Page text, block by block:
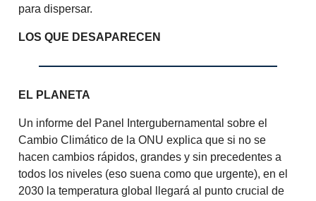
para dispersar.
LOS QUE DESAPARECEN
EL PLANETA
Un informe del Panel Intergubernamental sobre el
Cambio Climático de la ONU explica que si no se
hacen cambios rápidos, grandes y sin precedentes a
todos los niveles (eso suena como que urgente), en el
2030 la temperatura global llegará al punto crucial de